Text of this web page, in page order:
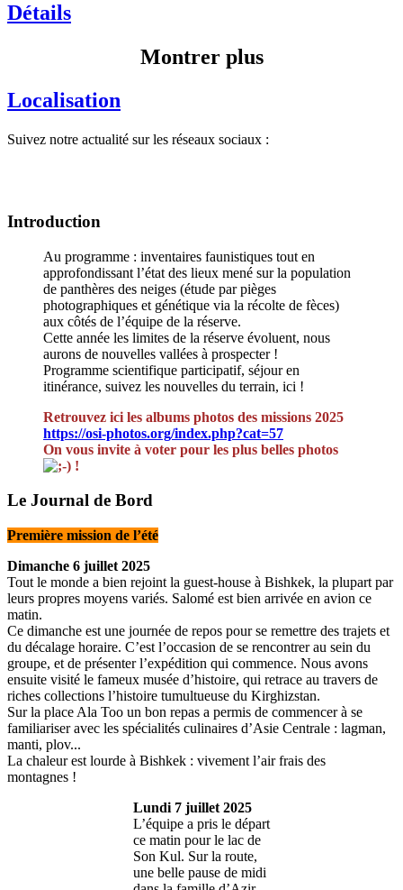
Détails
Montrer plus
Localisation
Suivez notre actualité sur les réseaux sociaux :
Introduction
Au programme : inventaires faunistiques tout en
approfondissant l’état des lieux mené sur la population
de panthères des neiges (étude par pièges
photographiques et génétique via la récolte de fèces)
aux côtés de l’équipe de la réserve.
Cette année les limites de la réserve évoluent, nous
aurons de nouvelles vallées à prospecter !
Programme scientifique participatif, séjour en
itinérance, suivez les nouvelles du terrain, ici !
Retrouvez ici les albums photos des missions 2025
https://osi-photos.org/index.php?cat=57
On vous invite à voter pour les plus belles photos
!
Le Journal de Bord
Première mission de l’été
Dimanche 6 juillet 2025
Tout le monde a bien rejoint la guest-house à Bishkek, la plupart par
leurs propres moyens variés. Salomé est bien arrivée en avion ce
matin.
Ce dimanche est une journée de repos pour se remettre des trajets et
du décalage horaire. C’est l’occasion de se rencontrer au sein du
groupe, et de présenter l’expédition qui commence. Nous avons
ensuite visité le fameux musée d’histoire, qui retrace au travers de
riches collections l’histoire tumultueuse du Kirghizstan.
Sur la place Ala Too un bon repas a permis de commencer à se
familiariser avec les spécialités culinaires d’Asie Centrale : lagman,
manti, plov...
La chaleur est lourde à Bishkek : vivement l’air frais des
montagnes !
Lundi 7 juillet 2025
L’équipe a pris le départ
ce matin pour le lac de
Son Kul. Sur la route,
une belle pause de midi